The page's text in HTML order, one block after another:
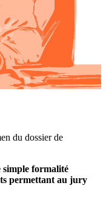
du dossier de
simple formalité
permettant au jury